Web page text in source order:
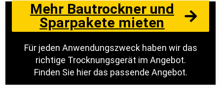
Mehr Bautrockner und
Sparpakete mieten
Für jeden Anwendungszweck haben wir das
richtige Trocknungsgerät im Angebot.
Finden Sie hier das passende Angebot.